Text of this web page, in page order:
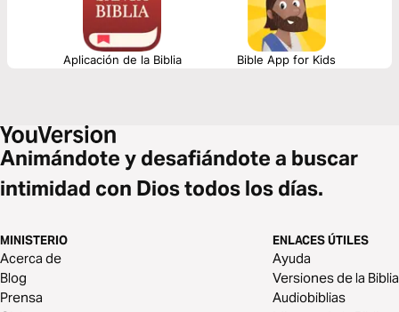
Aplicación de la Biblia Bible App for Kids
Animándote y desafiándote a buscar
intimidad con Dios todos los días.
MINISTERIO
Acerca de
Blog
Prensa
ENLACES ÚTILES
Ayuda
Versiones de la Biblia
Audiobiblias